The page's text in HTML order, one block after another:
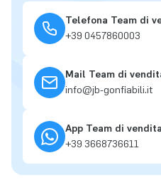
Telefona Team di
+39 0457860003
Mail Team di
info@jb-gonfiabili.it
App Team di vendita
+39 3668736611